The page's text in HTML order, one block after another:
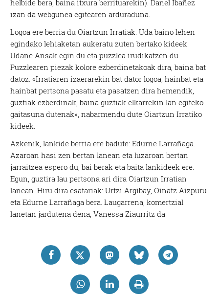
helbide bera, baina itxura berrituarekin). Danel Ibañez
izan da webgunea egitearen arduraduna.
Logoa ere berria du Oiartzun Irratiak. Uda baino lehen
egindako lehiaketan aukeratu zuten bertako kideek.
Udane Ansak egin du eta puzzlea irudikatzen du.
Puzzlearen piezak kolore ezberdinetakoak dira, baina bat
datoz. «Irratiaren izaerarekin bat dator logoa; hainbat eta
hainbat pertsona pasatu eta pasatzen dira hemendik,
guztiak ezberdinak, baina guztiak elkarrekin lan egiteko
gaitasuna dutenak», nabarmendu dute Oiartzun Irratiko
kideek.
Azkenik, lankide berria ere badute: Edurne Larrañaga.
Azaroan hasi zen bertan lanean eta luzaroan bertan
jarraitzea espero du, bai berak eta baita lankideek ere.
Egun, guztira lau pertsona ari dira Oiartzun Irratian
lanean. Hiru dira esatariak: Urtzi Argibay, Oinatz Aizpuru
eta Edurne Larrañaga bera. Laugarrena, komertzial
lanetan jardutena dena, Vanessa Ziaurritz da.